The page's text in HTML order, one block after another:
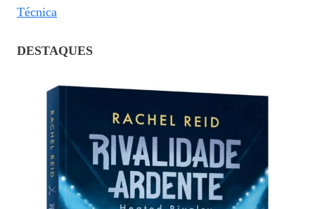
Técnica
DESTAQUES